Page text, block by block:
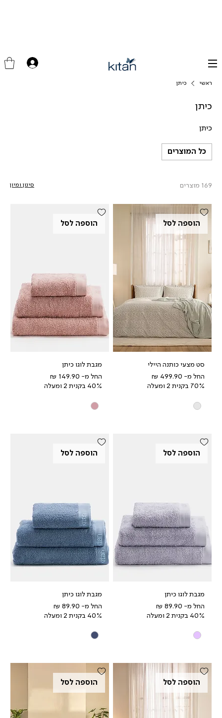
ראשי כיתן
כיתן
כיתן
כל המוצרים
169 מוצרים סינון ומיון
הוספה לסל
סט מצעי כותנה היילי
החל מ-
מחיר מבצע
70% בקנית 2 ומעלה
הוספה לסל
מגבת לוגו כיתן
החל מ-
מחיר מבצע
40% בקנית 2 ומעלה
הוספה לסל
מגבת לוגו כיתן
החל מ-
מחיר מבצע
40% בקנית 2 ומעלה
הוספה לסל
מגבת לוגו כיתן
החל מ-
מחיר מבצע
40% בקנית 2 ומעלה
הוספה לסל הוספה לסל